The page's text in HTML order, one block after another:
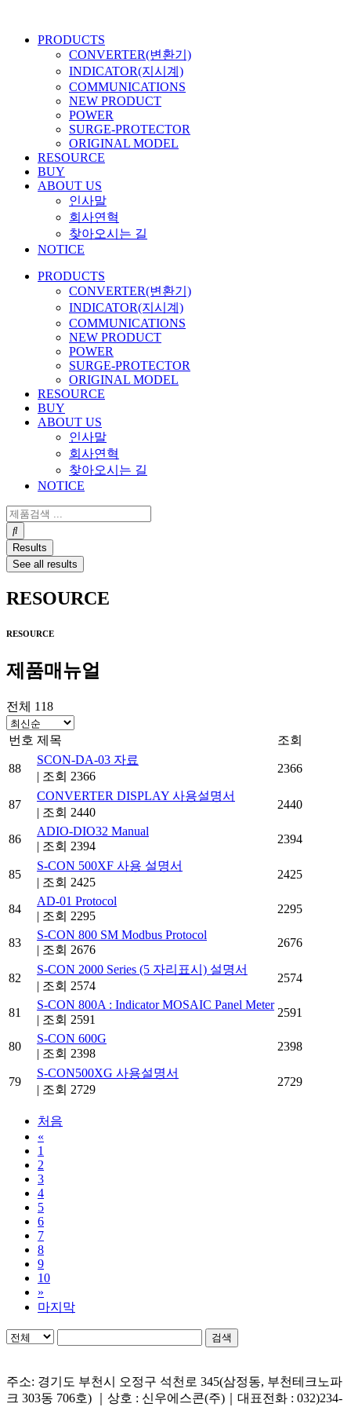
PRODUCTS
CONVERTER(변환기)
INDICATOR(지시계)
COMMUNICATIONS
NEW PRODUCT
POWER
SURGE-PROTECTOR
ORIGINAL MODEL
RESOURCE
BUY
ABOUT US
인사말
회사연혁
찾아오시는 길
NOTICE
PRODUCTS
CONVERTER(변환기)
INDICATOR(지시계)
COMMUNICATIONS
NEW PRODUCT
POWER
SURGE-PROTECTOR
ORIGINAL MODEL
RESOURCE
BUY
ABOUT US
인사말
회사연혁
찾아오시는 길
NOTICE
Search
...
Results
See all results
RESOURCE
RESOURCE
제품매뉴얼
전체 118
번호 제목 조회
88
SCON-DA-03 자료
| 조회 2366
2366
87
CONVERTER DISPLAY 사용설명서
| 조회 2440
2440
86
ADIO-DIO32 Manual
| 조회 2394
2394
85
S-CON 500XF 사용 설명서
| 조회 2425
2425
84
AD-01 Protocol
| 조회 2295
2295
83
S-CON 800 SM Modbus Protocol
| 조회 2676
2676
82
S-CON 2000 Series (5 자리표시) 설명서
| 조회 2574
2574
81
S-CON 800A : Indicator MOSAIC Panel Meter
| 조회 2591
2591
80
S-CON 600G
| 조회 2398
2398
79
S-CON500XG 사용설명서
| 조회 2729
2729
처음
«
1
2
3
4
5
6
7
8
9
10
»
마지막
검색
주소: 경기도 부천시 오정구 석천로 345(삼정동, 부천테크노파
크 303동 706호) ｜상호 : 신우에스콘(주)｜대표전화 : 032)234-